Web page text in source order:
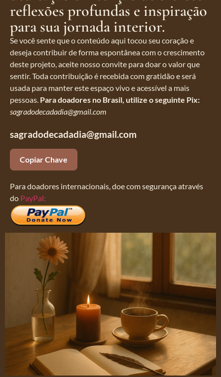
reflexões profundas e inspiração
para sua jornada interior.
Se você sente que o conteúdo aqui tocou seu coração e
deseja contribuir de forma espontânea com o crescimento
deste projeto, aceite nosso convite para doar o valor que
sentir. Toda contribuição é recebida com gratidão e será
usada para manter este espaço vivo e acessível a mais
pessoas. Para doadores no Brasil, utilize o seguinte Pix:
sagradodecadadia@gmail.com
sagradodecadadia@gmail.com
Copiar Chave
Para doadores internacionais, doe com segurança através
do PayPal: